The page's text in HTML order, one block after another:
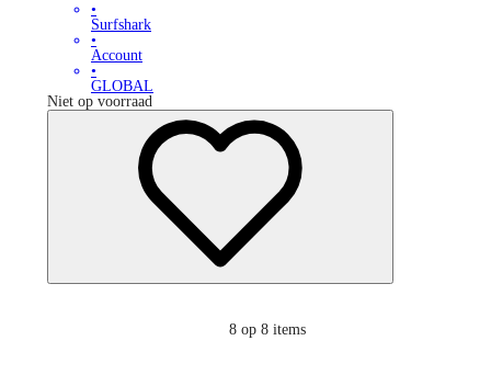
•
Surfshark
•
Account
•
GLOBAL
Niet op voorraad
8 op 8 items